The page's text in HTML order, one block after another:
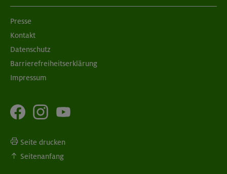
Presse
Kontakt
Datenschutz
Barrierefreiheitserklärung
Impressum
Seite drucken
Seitenanfang